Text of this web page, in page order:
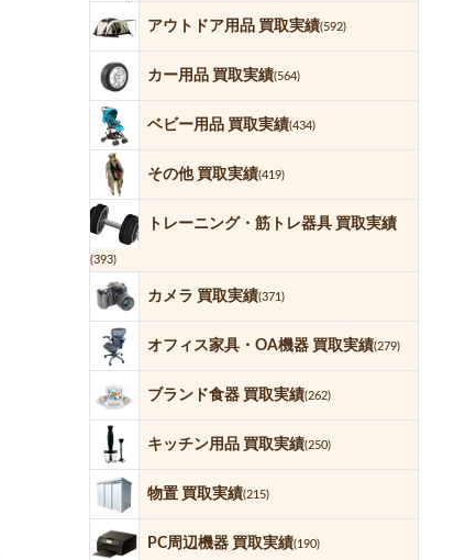
アウトドア用品 買取実績(592)
カー用品 買取実績(564)
ベビー用品 買取実績(434)
その他 買取実績(419)
トレーニング・筋トレ器具 買取実績
(393)
カメラ 買取実績(371)
オフィス家具・OA機器 買取実績(279)
ブランド食器 買取実績(262)
キッチン用品 買取実績(250)
物置 買取実績(215)
PC周辺機器 買取実績(190)